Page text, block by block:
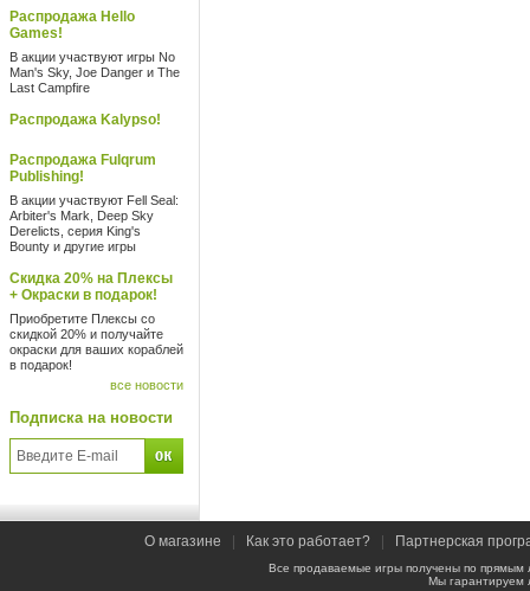
Распродажа Hello
Games!
В акции участвуют игры No
Man's Sky, Joe Danger и The
Last Campfire
Распродажа Kalypso!
Распродажа Fulqrum
Publishing!
В акции участвуют Fell Seal:
Arbiter's Mark, Deep Sky
Derelicts, серия King's
Bounty и другие игры
Скидка 20% на Плексы
+ Окраски в подарок!
Приобретите Плексы со
скидкой 20% и получайте
окраски для ваших кораблей
в подарок!
все новости
Подписка на новости
О магазине Как это работает? Партнерская
Все продаваемые игры получены по
Мы гарантируем